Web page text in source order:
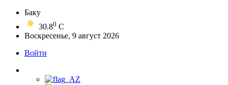
Баку
30.80 C
Воскресенье, 9 август 2026
Войти